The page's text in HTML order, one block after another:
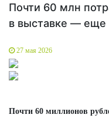
Почти 60 млн
в выставке — еще
27 мая 2026
Почти 60 миллионов